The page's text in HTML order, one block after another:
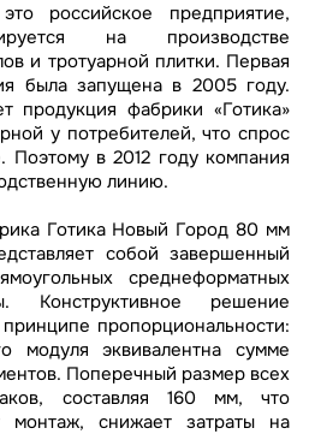
российское предприятие,
на производстве
и тротуарной плитки. Первая
была запущена в 2005 году.
продукция фабрики «Готика»
у потребителей, что спрос
Поэтому в 2012 году компания
линию.
Готика Новый Город 80 мм
собой завершенный
среднеформатных
Конструктивное решение
пропорциональности:
модуля эквивалентна сумме
Поперечный размер всех
составляя 160 мм, что
монтаж, снижает затраты на